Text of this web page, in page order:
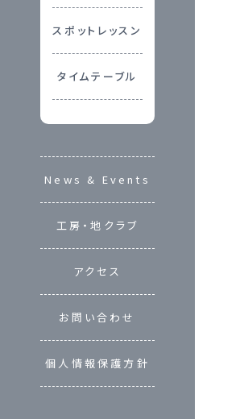
スポットレッスン
タイムテーブル
News & Events
工房・地クラブ
アクセス
お問い合わせ
個人情報保護方針